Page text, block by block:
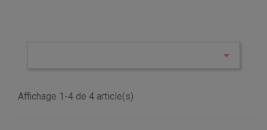

Affichage 1-4 de 4 article(s)